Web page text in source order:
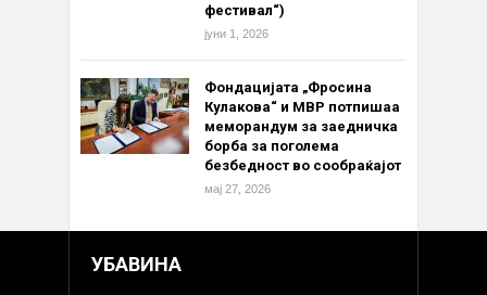
фестивал“)
јуни 1, 2026
Фондацијата „Фросина
Кулакова“ и МВР потпишаа
меморандум за заедничка
борба за поголема
безбедност во сообраќајот
мај 27, 2026
УБАВИНА